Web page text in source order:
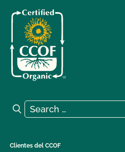
Search for:
Search
Clientes del CCOF